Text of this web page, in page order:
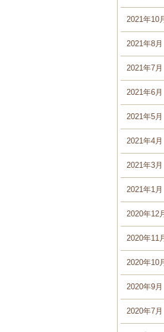
2021年10
2021年8月
2021年7月
2021年6月
2021年5月
2021年4月
2021年3月
2021年1月
2020年12
2020年11
2020年10
2020年9月
2020年7月